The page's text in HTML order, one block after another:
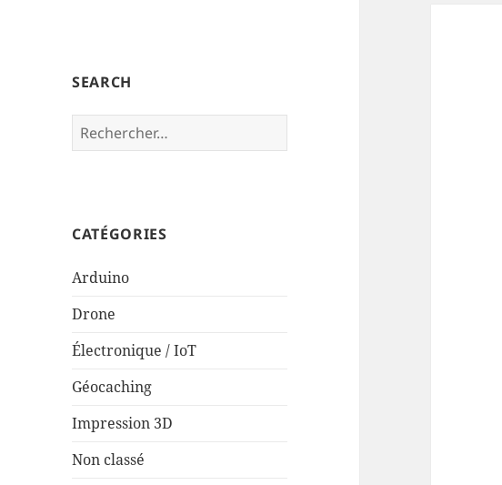
SEARCH
Rechercher :
CATÉGORIES
Arduino
Drone
Électronique / IoT
Géocaching
Impression 3D
Non classé